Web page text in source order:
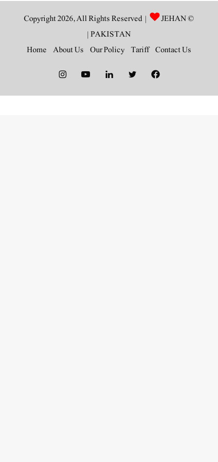
© Copyright 2026, All Rights Reserved |
JEHAN
PAKISTAN
|
Contact Us
Tariff
Our Policy
About Us
Home
Facebook
Twitter
LinkedIn
YouTube
Instagram